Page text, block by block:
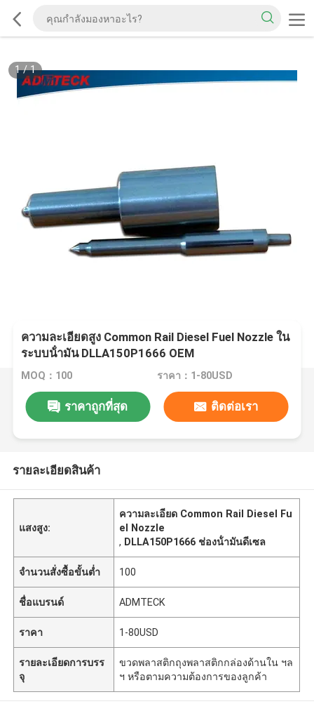
1/1
ความละเอียดสูง Common Rail Diesel Fuel Nozzle ใน
ระบบน้ํามัน DLLA150P1666 OEM
MOQ：100 ราคา：1-80USD
ราคาถูกที่สุด ติดต่อเรา
รายละเอียดสินค้า
แสงสูง:
ความละเอียด Common Rail Diesel Fu
el Nozzle
, DLLA150P1666 ช่องน้ํามันดีเซล
จำนวนสั่งซื้อขั้นต่ำ 100
ชื่อแบรนด์ ADMTECK
ราคา 1-80USD
รายละเอียดการบรร
จุ
ขวดพลาสติกถุงพลาสติกกล่องด้านใน ฯล
ฯ หรือตามความต้องการของลูกค้า